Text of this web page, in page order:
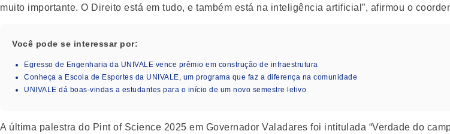
muito importante. O Direito está em tudo, e também está na inteligência artificial”, afirmou o
Você pode se interessar por:
Egresso de Engenharia da UNIVALE vence prêmio em construção de infraestrutura
Conheça a Escola de Esportes da UNIVALE, um programa que faz a diferença na comunidade
UNIVALE dá boas-vindas a estudantes para o início de um novo semestre letivo
A última palestra do Pint of Science 2025 em Governador Valadares foi intitulada “Verdade do